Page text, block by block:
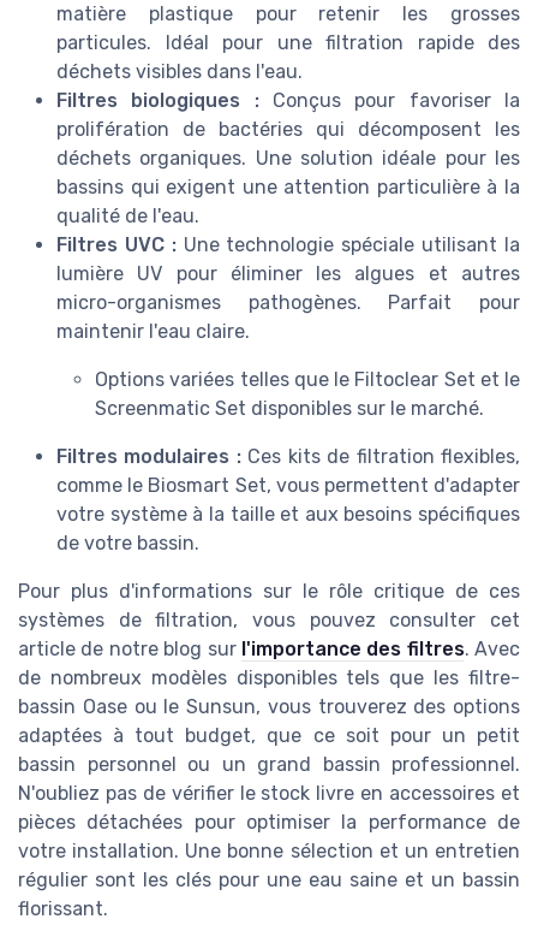
matière plastique pour retenir les grosses
particules. Idéal pour une filtration rapide des
déchets visibles dans l'eau.
Filtres biologiques :Conçus pour favoriser la
prolifération de bactéries qui décomposent les
déchets organiques. Une solution idéale pour les
bassins qui exigent une attention particulière à la
qualité de l'eau.
Filtres UVC :Une technologie spéciale utilisant la
lumière UV pour éliminer les algues et autres
micro-organismes pathogènes. Parfait pour
maintenir l'eau claire.
Options variées telles que le Filtoclear Set et le
Screenmatic Set disponibles sur le marché.
Filtres modulaires :Ces kits de filtration flexibles,
comme le Biosmart Set, vous permettent d'adapter
votre système à la taille et aux besoins spécifiques
de votre bassin.
Pour plus d'informations sur le rôle critique de ces
systèmes de filtration, vous pouvez consulter cet
article de notre blog sur l'importance des filtres. Avec
de nombreux modèles disponibles tels que les filtre-
bassin Oase ou le Sunsun, vous trouverez des options
adaptées à tout budget, que ce soit pour un petit
bassin personnel ou un grand bassin professionnel.
N'oubliez pas de vérifier le stock livre en accessoires et
pièces détachées pour optimiser la performance de
votre installation. Une bonne sélection et un entretien
régulier sont les clés pour une eau saine et un bassin
florissant.